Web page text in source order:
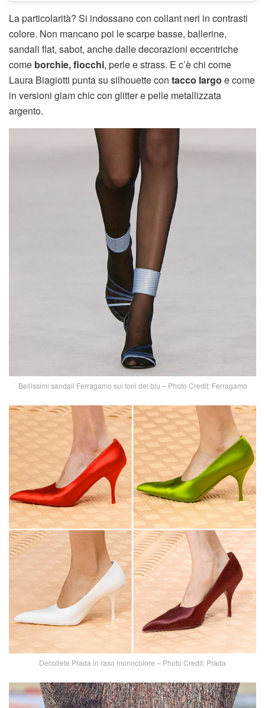
La particolarità? Si indossano con collant neri in contrasti
colore. Non mancano poi le scarpe basse, ballerine,
sandali flat, sabot, anche dalle decorazioni eccentriche
come borchie, fiocchi, perle e strass. E c’è chi come
Laura Biagiotti punta su silhouette con tacco largo e come
in versioni glam chic con glitter e pelle metallizzata
argento.
Bellissimi sandali Ferragamo sui toni del blu – Photo Credit: Ferragamo
Decollete Prada in raso monocolore – Photo Credit: Prada